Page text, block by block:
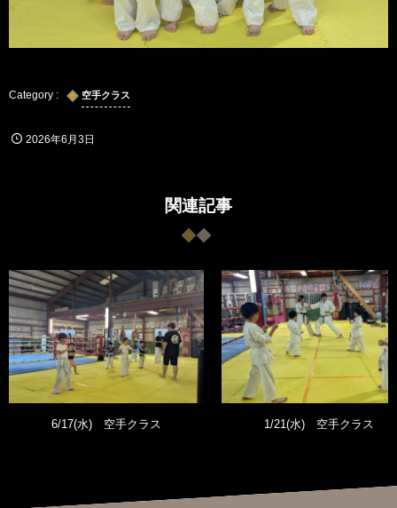
空手クラス
2026年6月3日
関連記事
6/17(水) 空手クラス 1/21(水) 空手クラス